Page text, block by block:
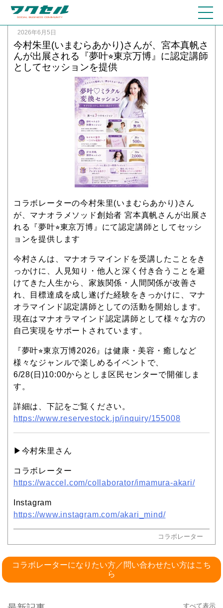
2026年6月5日
今村朱里(いまむらあかり)さんが、宮本真帆さ
んが出展される『夢叶⭐︎東京万博』に認定講師
としてセッションを提供
コラボレーターの今村朱里(いまむらあかり)さん
が、マナオラメソッド創始者 宮本真帆さんが出展さ
れる『夢叶⭐︎東京万博』にて認定講師としてセッシ
ョンを提供します
今村さんは、マナオラマインドを受講したことをき
っかけに、人見知り・他人と深く付き合うことを避
けてきた人生から、家族関係・人間関係が改善さ
れ、目標達成を成し遂げた経験をきっかけに、マナ
オラマインド認定講師としての活動を開始します。
現在はマナオラマインド認定講師として様々な方の
自己実現をサポートされています。
『夢叶⭐︎東京万博2026』は健康・美容・癒しなど
様々なジャンルで楽しめるイベントで、
6/28(日)10:00からとしま区民センターで開催しま
す。
詳細は、下記をご覧ください。
https://www.reservestock.jp/inquiry/155008
▶︎今村朱里さん
コラボレーター
https://waccel.com/collaborator/imamura-akari/
Instagram
https://www.instagram.com/akari_mind/
コラボレーター
コラボレーターになりたい方／問い合わせたい方はこち
ら
すべて表示